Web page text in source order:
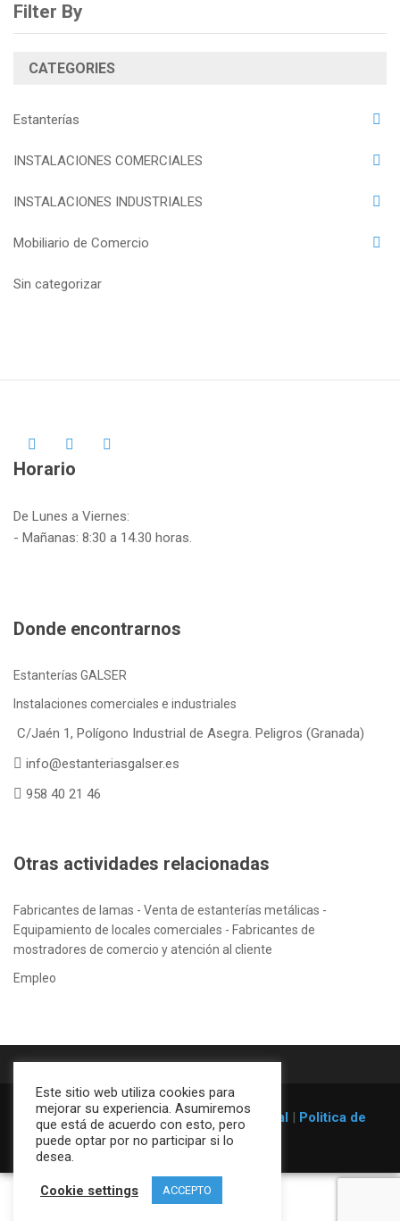
Filter By
CATEGORIES
Estanterías
INSTALACIONES COMERCIALES
INSTALACIONES INDUSTRIALES
Mobiliario de Comercio
Sin categorizar
Horario
De Lunes a Viernes:
- Mañanas: 8:30 a 14.30 horas.
Donde encontrarnos
Estanterías GALSER
Instalaciones comerciales e industriales
C/Jaén 1, Polígono Industrial de Asegra. Peligros (Granada)
info@estanteriasgalser.es
958 40 21 46
Otras actividades relacionadas
Fabricantes de lamas - Venta de estanterías metálicas -
Equipamiento de locales comerciales - Fabricantes de
mostradores de comercio y atención al cliente
Empleo
© 1996-2026Estanterías Galser|Aviso legal | Politica de
cookies
Este sitio web utiliza cookies para
mejorar su experiencia. Asumiremos
que está de acuerdo con esto, pero
puede optar por no participar si lo
desea.
Cookie settings ACCEPTO